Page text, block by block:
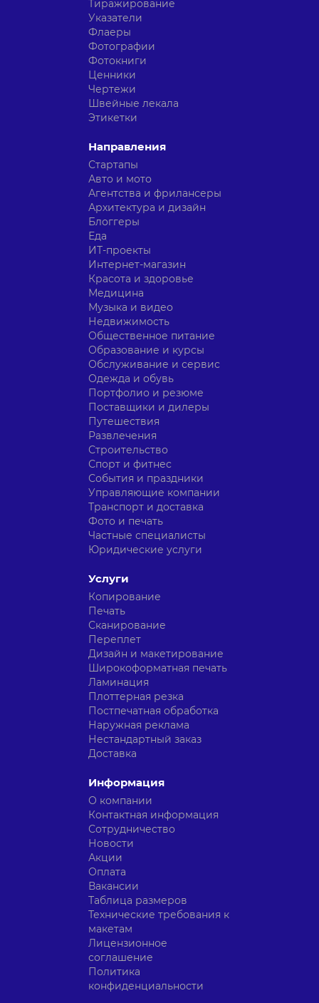
Тиражирование
Указатели
Флаеры
Фотографии
Фотокниги
Ценники
Чертежи
Швейные лекала
Этикетки
Направления
Стартапы
Авто и мото
Агентства и фрилансеры
Архитектура и дизайн
Блоггеры
Еда
ИТ-проекты
Интернет-магазин
Красота и здоровье
Медицина
Музыка и видео
Недвижимость
Общественное питание
Образование и курсы
Обслуживание и сервис
Одежда и обувь
Портфолио и резюме
Поставщики и дилеры
Путешествия
Развлечения
Строительство
Спорт и фитнес
События и праздники
Управляющие компании
Транспорт и доставка
Фото и печать
Частные специалисты
Юридические услуги
Услуги
Копирование
Печать
Сканирование
Переплет
Дизайн и макетирование
Широкоформатная печать
Ламинация
Плоттерная резка
Постпечатная обработка
Наружная реклама
Нестандартный заказ
Доставка
Информация
О компании
Контактная информация
Сотрудничество
Новости
Акции
Оплата
Вакансии
Таблица размеров
Технические требования к
макетам
Лицензионное
соглашение
Политика
конфиденциальности